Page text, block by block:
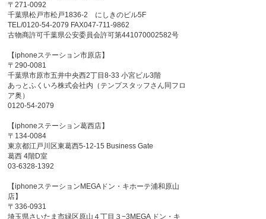
〒271-0092
千葉県松戸市松戸1836-2 にしきのビル5F
TEL/0120-54-2079 FAX047-711-9862
古物商許可千葉県公安委員会許可第441070002582号
【iphoneステーション市原店】
〒290-0081
千葉県市原市五井中央西2丁目8-33 小宮ビル3階
あっとふくいろ株式会社内（テンプスタッフさん同フロ
ア奥）
0120-54-2079
【iphoneステーション葛西店】
〒134-0084
東京都江戸川区東葛西5-12-15 Business Gate
葛西 4階D室
03-6328-1392
【iphoneステーションMEGAドン・キホーテ浦和原山
店】
〒336-0931
埼玉県さいたま市緑区原山４丁目３−3MEGA ドン・キ